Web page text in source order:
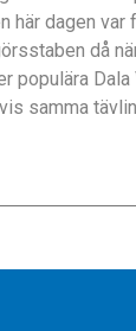
här dagen
då
populära Dala
samma